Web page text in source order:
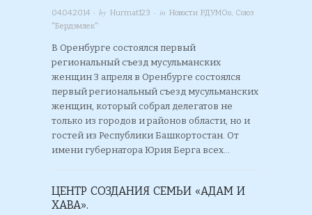
04.04.2014 · by Hurmat123 · in Новости РДУМОо, Союз
"Бердэмлек"
В Оренбурге состоялся первый
региональный съезд мусульманских
женщин 3 апреля в Оренбурге состоялся
первый региональный съезд мусульманских
женщин, который собрал делегатов не
только из городов и районов области, но и
гостей из Республики Башкортостан. От
имени губернатора Юрия Берга всех…
ЦЕНТР СОЗДАНИЯ СЕМЬИ «АДАМ И
ХАВА».